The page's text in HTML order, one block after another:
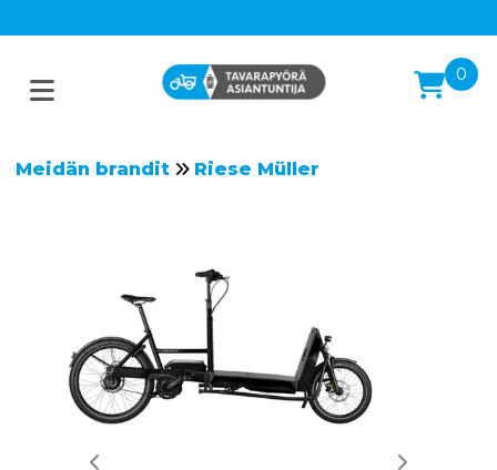
0
Meidän brandit Riese Müller